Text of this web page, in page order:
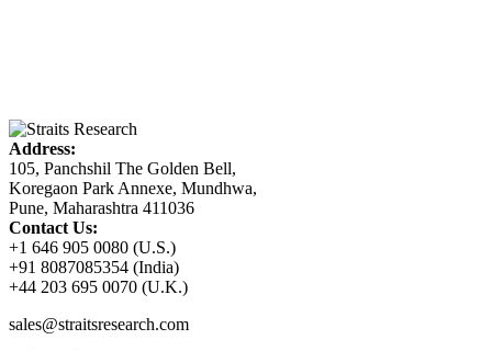
Address:
105, Panchshil The Golden Bell,
Koregaon Park Annexe, Mundhwa,
Pune, Maharashtra 411036
Contact Us:
+1 646 905 0080 (U.S.)
+91 8087085354 (India)
+44 203 695 0070 (U.K.)
sales@straitsresearch.com